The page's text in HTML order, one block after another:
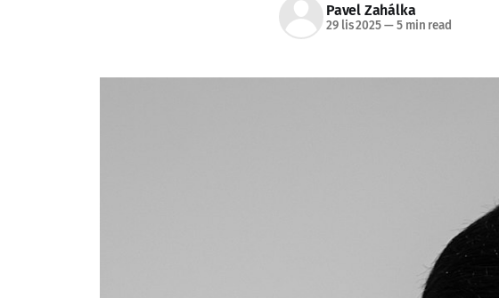
Pavel Zahálka
29 lis 2025—5 min read